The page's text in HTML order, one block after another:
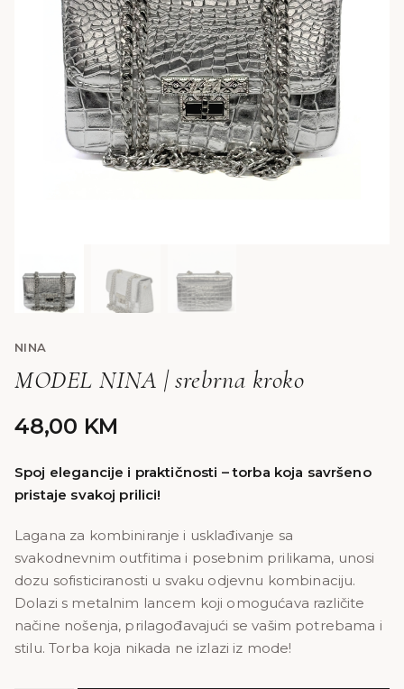
NINA
MODEL NINA | srebrna kroko
48,00 KM
Spoj elegancije i praktičnosti – torba koja savršeno
pristaje svakoj prilici!
Lagana za kombiniranje i usklađivanje sa
svakodnevnim outfitima i posebnim prilikama, unosi
dozu sofisticiranosti u svaku odjevnu kombinaciju.
Dolazi s metalnim lancem koji omogućava različite
načine nošenja, prilagođavajući se vašim potrebama i
stilu. Torba koja nikada ne izlazi iz mode!